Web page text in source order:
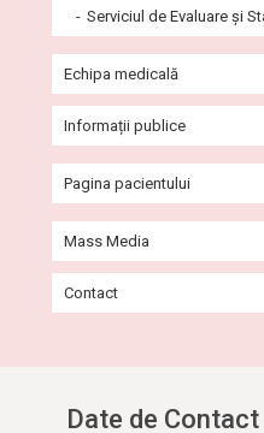
Serviciul de Evaluare și
Echipa medicală
Informații publice
Donații și sponsorizări
Comisii de specialitate
Organigrama
Pagina pacientului
Informații externare
Cod de bune practici
Mass Media
Contact
Date de Contact